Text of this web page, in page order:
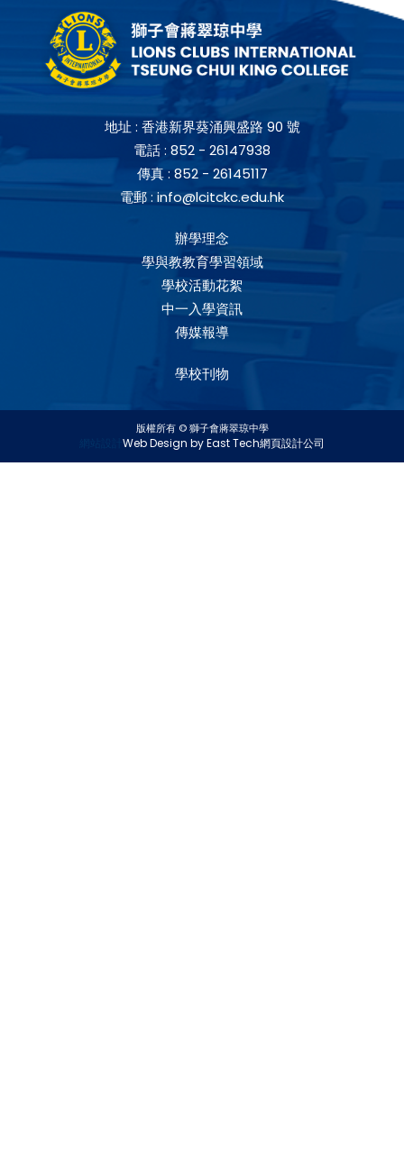
地址 : 香港新界葵涌興盛路 90 號
電話 : 852 - 26147938
傳真 :852 - 26145117
電郵 : info@lcitckc.edu.hk
辦學理念
學與教教育學習領域
學校活動花絮
中一入學資訊
傳媒報導
學校刊物
版權所有 © 獅子會蔣翠琼中學
Web Design byEast Tech網頁設計公司